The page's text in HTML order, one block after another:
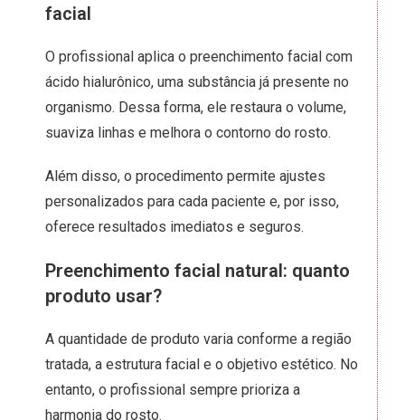
facial
O profissional aplica o preenchimento facial com
ácido hialurônico, uma substância já presente no
organismo. Dessa forma, ele restaura o volume,
suaviza linhas e melhora o contorno do rosto.
Além disso, o procedimento permite ajustes
personalizados para cada paciente e, por isso,
oferece resultados imediatos e seguros.
Preenchimento facial natural: quanto
produto usar?
A quantidade de produto varia conforme a região
tratada, a estrutura facial e o objetivo estético. No
entanto, o profissional sempre prioriza a
harmonia do rosto.